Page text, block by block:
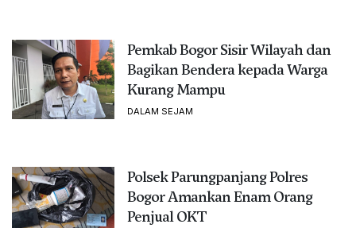
Pemkab Bogor Sisir Wilayah dan
Bagikan Bendera kepada Warga
Kurang Mampu
DALAM SEJAM
Polsek Parungpanjang Polres
Bogor Amankan Enam Orang
Penjual OKT